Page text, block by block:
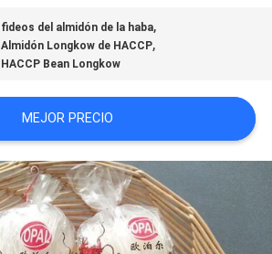
fideos del almidón de la haba,
Almidón Longkow de HACCP,
HACCP Bean Longkow
MEJOR PRECIO